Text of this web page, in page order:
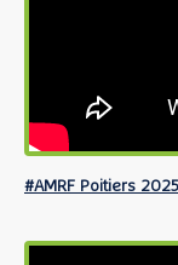
#AMRF Poitiers